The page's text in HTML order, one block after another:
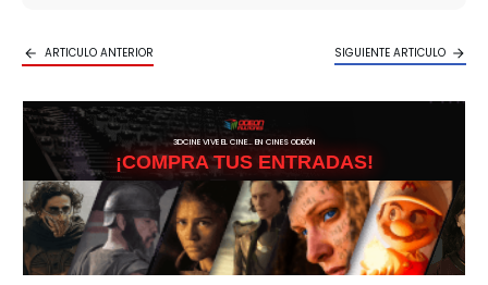
ARTICULO ANTERIOR SIGUIENTE ARTICULO
3DCINE VIVE EL CINE… EN CINES ODEÓN
¡COMPRA TUS ENTRADAS!